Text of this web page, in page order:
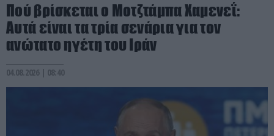
Πού βρίσκεται ο Μοτζτάμπα Χαμενεΐ:
Aυτά είναι τα τρία σενάρια για τον
ανώτατο ηγέτη του Ιράν
04.08.2026 | 08:40